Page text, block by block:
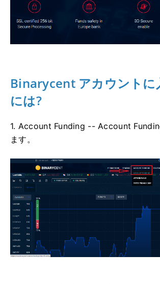
Binarycent アカウントに
には?
1. Account Funding -- Account
ます。